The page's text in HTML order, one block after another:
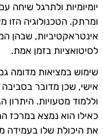
יומיומיות ולתרגל שיחה
ומרתק. הטכנולוגיה הזו
אינטראקטיביות, שבהן
לסיטואציות בזמן אמת.
שימוש במציאות מדומה
אישי, שכן מדובר
וללמוד מטעויות.
כאילו הוא נמצא במרכז
את היכולת שלו בעמידה